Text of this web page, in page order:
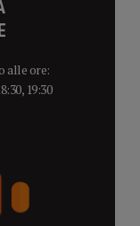
alle ore:
19:30